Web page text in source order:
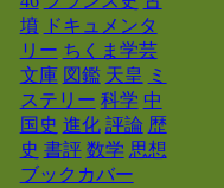
墳 ドキュメンタ
リー ちくま学芸
文庫 図鑑 天皇 ミ
ステリー 科学 中
国史 進化 評論 歴
史 書評 数学 思想
ブックカバー